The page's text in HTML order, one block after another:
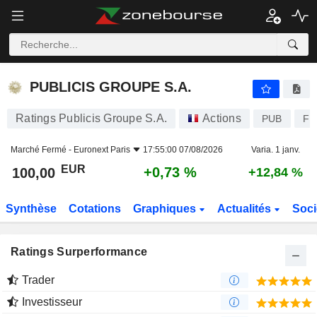
PUBLICIS GROUPE S.A.
PUBLICIS GROUPE S.A.
Ratings Publicis Groupe S.A. Actions PUB
Marché Fermé - Euronext Paris 17:55:00 07/08/2026 Varia. 1 janv.
100,00 EUR +0,73 % +12,84 %
Synthèse Cotations Graphiques Actualités
Ratings Surperformance
Trader
Investisseur